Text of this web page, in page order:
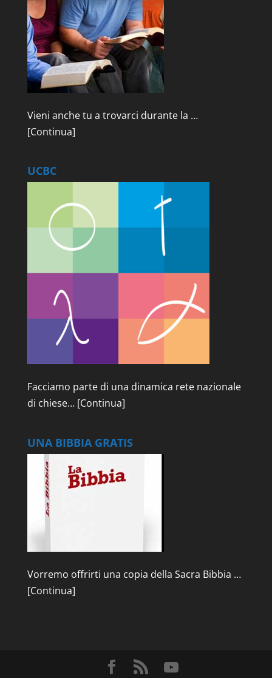
Vieni anche tu a trovarci durante la …
[Continua]
UCBC
Facciamo parte di una dinamica rete nazionale
di chiese… [Continua]
UNA BIBBIA GRATIS
Vorremo offrirti una copia della Sacra Bibbia …
[Continua]